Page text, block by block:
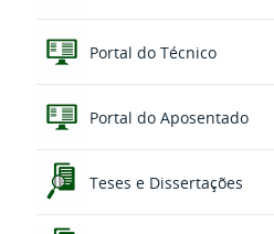
Portal do Técnico
Portal do Aposentado
Teses e Dissertações